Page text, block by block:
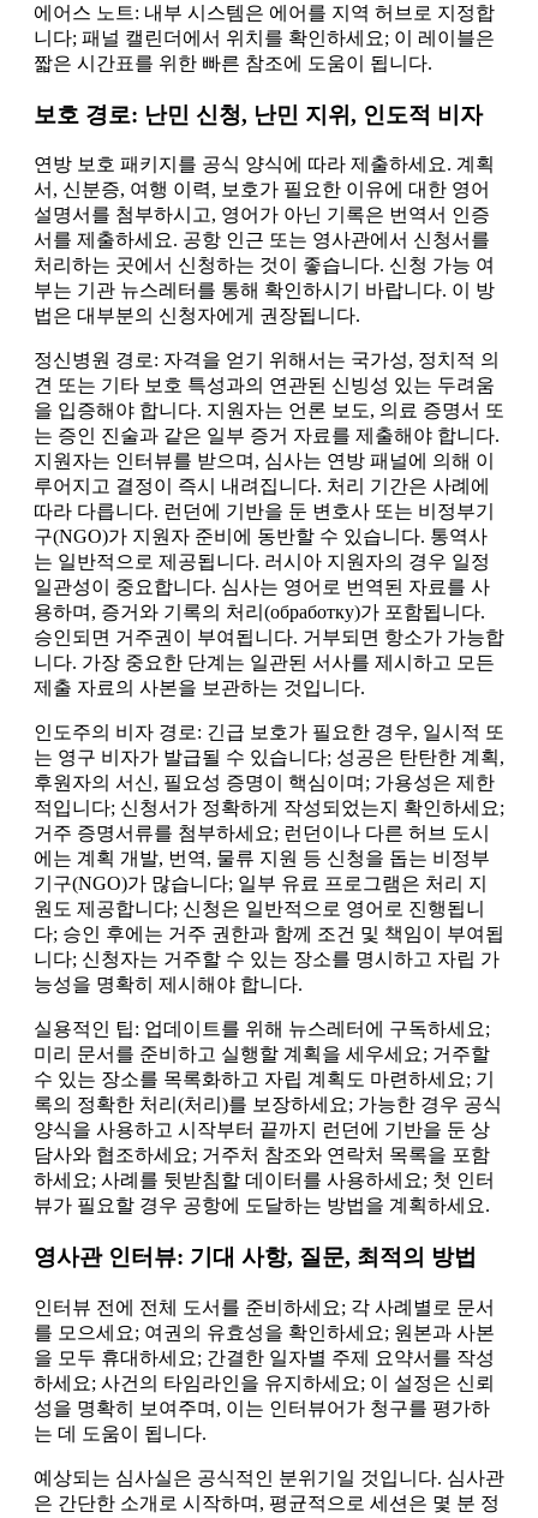
에어스 노트: 내부 시스템은 에어를 지역 허브로 지정합
니다; 패널 캘린더에서 위치를 확인하세요; 이 레이블은
짧은 시간표를 위한 빠른 참조에 도움이 됩니다.
보호 경로: 난민 신청, 난민 지위, 인도적 비자
연방 보호 패키지를 공식 양식에 따라 제출하세요. 계획
서, 신분증, 여행 이력, 보호가 필요한 이유에 대한 영어
설명서를 첨부하시고, 영어가 아닌 기록은 번역서 인증
서를 제출하세요. 공항 인근 또는 영사관에서 신청서를
처리하는 곳에서 신청하는 것이 좋습니다. 신청 가능 여
부는 기관 뉴스레터를 통해 확인하시기 바랍니다. 이 방
법은 대부분의 신청자에게 권장됩니다.
정신병원 경로: 자격을 얻기 위해서는 국가성, 정치적 의
견 또는 기타 보호 특성과의 연관된 신빙성 있는 두려움
을 입증해야 합니다. 지원자는 언론 보도, 의료 증명서 또
는 증인 진술과 같은 일부 증거 자료를 제출해야 합니다.
지원자는 인터뷰를 받으며, 심사는 연방 패널에 의해 이
루어지고 결정이 즉시 내려집니다. 처리 기간은 사례에
따라 다릅니다. 런던에 기반을 둔 변호사 또는 비정부기
구(NGO)가 지원자 준비에 동반할 수 있습니다. 통역사
는 일반적으로 제공됩니다. 러시아 지원자의 경우 일정
일관성이 중요합니다. 심사는 영어로 번역된 자료를 사
용하며, 증거와 기록의 처리(обработку)가 포함됩니다.
승인되면 거주권이 부여됩니다. 거부되면 항소가 가능합
니다. 가장 중요한 단계는 일관된 서사를 제시하고 모든
제출 자료의 사본을 보관하는 것입니다.
인도주의 비자 경로: 긴급 보호가 필요한 경우, 일시적 또
는 영구 비자가 발급될 수 있습니다; 성공은 탄탄한 계획,
후원자의 서신, 필요성 증명이 핵심이며; 가용성은 제한
적입니다; 신청서가 정확하게 작성되었는지 확인하세요;
거주 증명서류를 첨부하세요; 런던이나 다른 허브 도시
에는 계획 개발, 번역, 물류 지원 등 신청을 돕는 비정부
기구(NGO)가 많습니다; 일부 유료 프로그램은 처리 지
원도 제공합니다; 신청은 일반적으로 영어로 진행됩니
다; 승인 후에는 거주 권한과 함께 조건 및 책임이 부여됩
니다; 신청자는 거주할 수 있는 장소를 명시하고 자립 가
능성을 명확히 제시해야 합니다.
실용적인 팁: 업데이트를 위해 뉴스레터에 구독하세요;
미리 문서를 준비하고 실행할 계획을 세우세요; 거주할
수 있는 장소를 목록화하고 자립 계획도 마련하세요; 기
록의 정확한 처리(처리)를 보장하세요; 가능한 경우 공식
양식을 사용하고 시작부터 끝까지 런던에 기반을 둔 상
담사와 협조하세요; 거주처 참조와 연락처 목록을 포함
하세요; 사례를 뒷받침할 데이터를 사용하세요; 첫 인터
뷰가 필요할 경우 공항에 도달하는 방법을 계획하세요.
영사관 인터뷰: 기대 사항, 질문, 최적의 방법
인터뷰 전에 전체 도서를 준비하세요; 각 사례별로 문서
를 모으세요; 여권의 유효성을 확인하세요; 원본과 사본
을 모두 휴대하세요; 간결한 일자별 주제 요약서를 작성
하세요; 사건의 타임라인을 유지하세요; 이 설정은 신뢰
성을 명확히 보여주며, 이는 인터뷰어가 청구를 평가하
는 데 도움이 됩니다.
예상되는 심사실은 공식적인 분위기일 것입니다. 심사관
은 간단한 소개로 시작하며, 평균적으로 세션은 몇 분 정